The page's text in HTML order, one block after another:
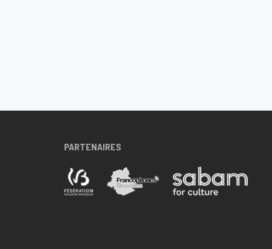
PARTENAIRES